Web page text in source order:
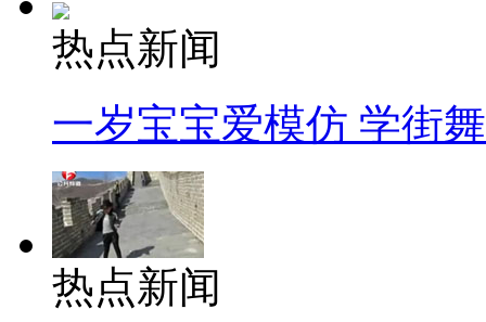
热点新闻
一岁宝宝爱模仿 学街
热点新闻